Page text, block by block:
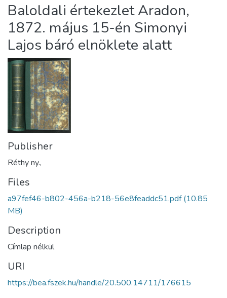
Statistics
About us
Baloldali értekezlet Aradon,
1872. május 15-én Simonyi
Lajos báró elnöklete alatt
Publisher
Réthy ny.,
Files
a97fef46-b802-456a-b218-56e8feaddc51.pdf(10.85
MB)
Description
Címlap nélkül
URI
https://bea.fszek.hu/handle/20.500.14711/176615